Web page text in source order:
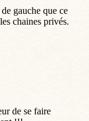
gauche que ce
chaines privés.
de se faire